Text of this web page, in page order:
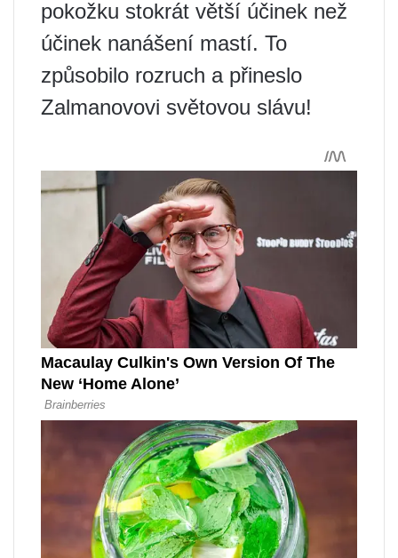
pokožku stokrát větší účinek než
účinek nanášení mastí. To
způsobilo rozruch a přineslo
Zalmanovovi světovou slávu!